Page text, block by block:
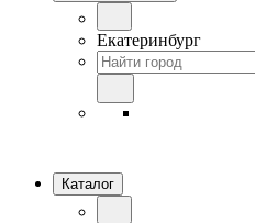
Екатеринбург
Каталог